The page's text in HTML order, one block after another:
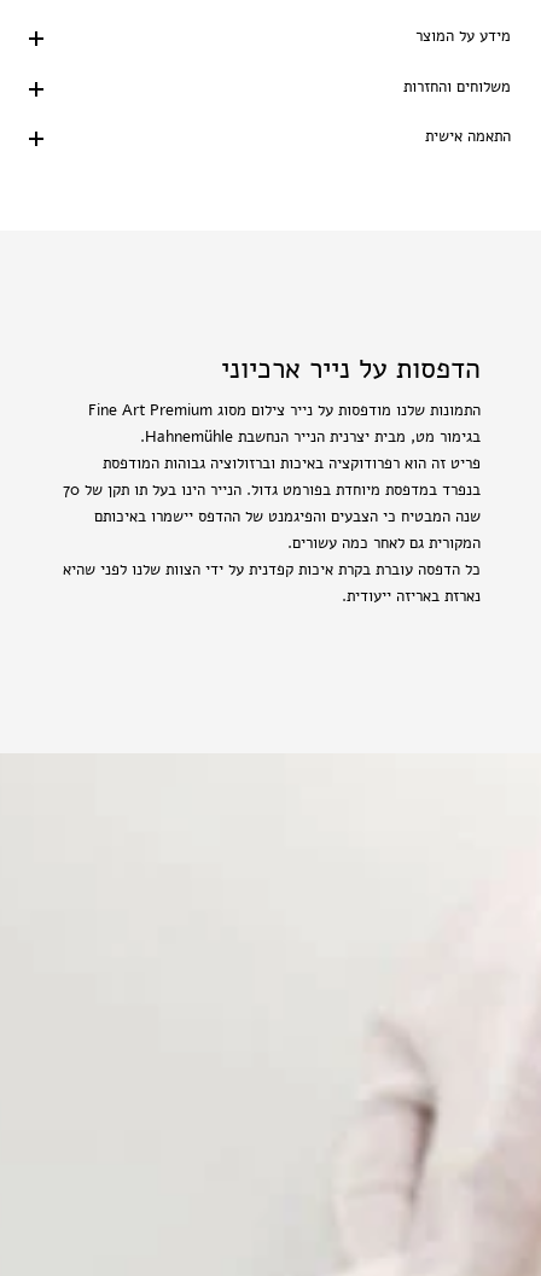
מידע על המוצר
משלוחים והחזרות
התאמה אישית
הדפסות על נייר ארכיוני
התמונות שלנו מודפסות על נייר צילום מסוג Fine Art Premium
בגימור מט, מבית יצרנית הנייר הנחשבת Hahnemühle.
פריט זה הוא רפרודוקציה באיכות וברזולוציה גבוהות המודפסת
בנפרד במדפסת מיוחדת בפורמט גדול. הנייר הינו בעל תו תקן של 70
שנה המבטיח כי הצבעים והפיגמנט של ההדפס יישמרו באיכותם
המקורית גם לאחר כמה עשורים.
כל הדפסה עוברת בקרת איכות קפדנית על ידי הצוות שלנו לפני שהיא
נארזת באריזה ייעודית.